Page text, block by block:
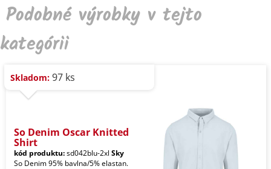
Podobné výrobky v tejto
kategórii
Skladom: 97 ks
So Denim Oscar Knitted
Shirt
kód produktu:sd042blu-2xl Sky
So Denim 95% bavlna/5% elastan.